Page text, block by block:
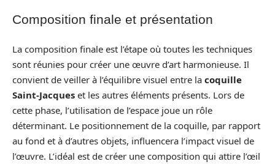
Composition finale et présentation
La composition finale est l’étape où toutes les techniques
sont réunies pour créer une œuvre d’art harmonieuse. Il
convient de veiller à l’équilibre visuel entre la coquille
Saint-Jacques et les autres éléments présents. Lors de
cette phase, l’utilisation de l’espace joue un rôle
déterminant. Le positionnement de la coquille, par rapport
au fond et à d’autres objets, influencera l’impact visuel de
l’œuvre. L’idéal est de créer une composition qui attire l’œil